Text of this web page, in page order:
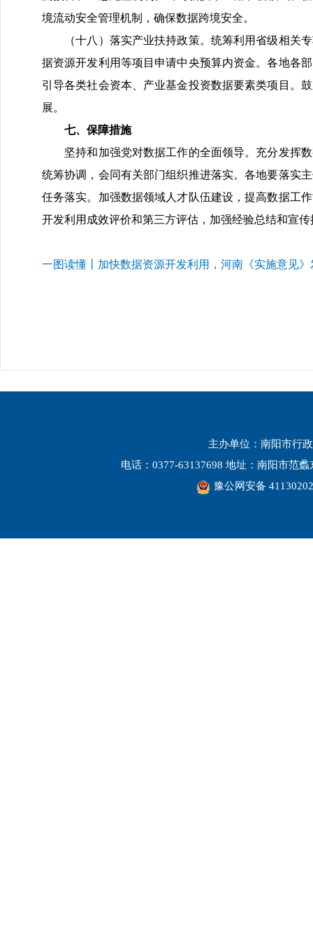
境流动安全管理机制，确保数据跨境安全。
（十八）落实产业扶持政策。统筹利用省级相关专
据资源开发利用等项目申请中央预算内资金。各地各
引导各类社会资本、产业基金投资数据要素类项目。
展。
七、保障措施
坚持和加强党对数据工作的全面领导。充分发挥数
统筹协调，会同有关部门组织推进落实。各地要落实
任务落实。加强数据领域人才队伍建设，提高数据工
开发利用成效评价和第三方评估，加强经验总结和宣
一图读懂丨加快数据资源开发利用，河南《实施意见》
主办单位：南阳市行
电话：0377-63137698 地址：南阳市范
豫公网安备